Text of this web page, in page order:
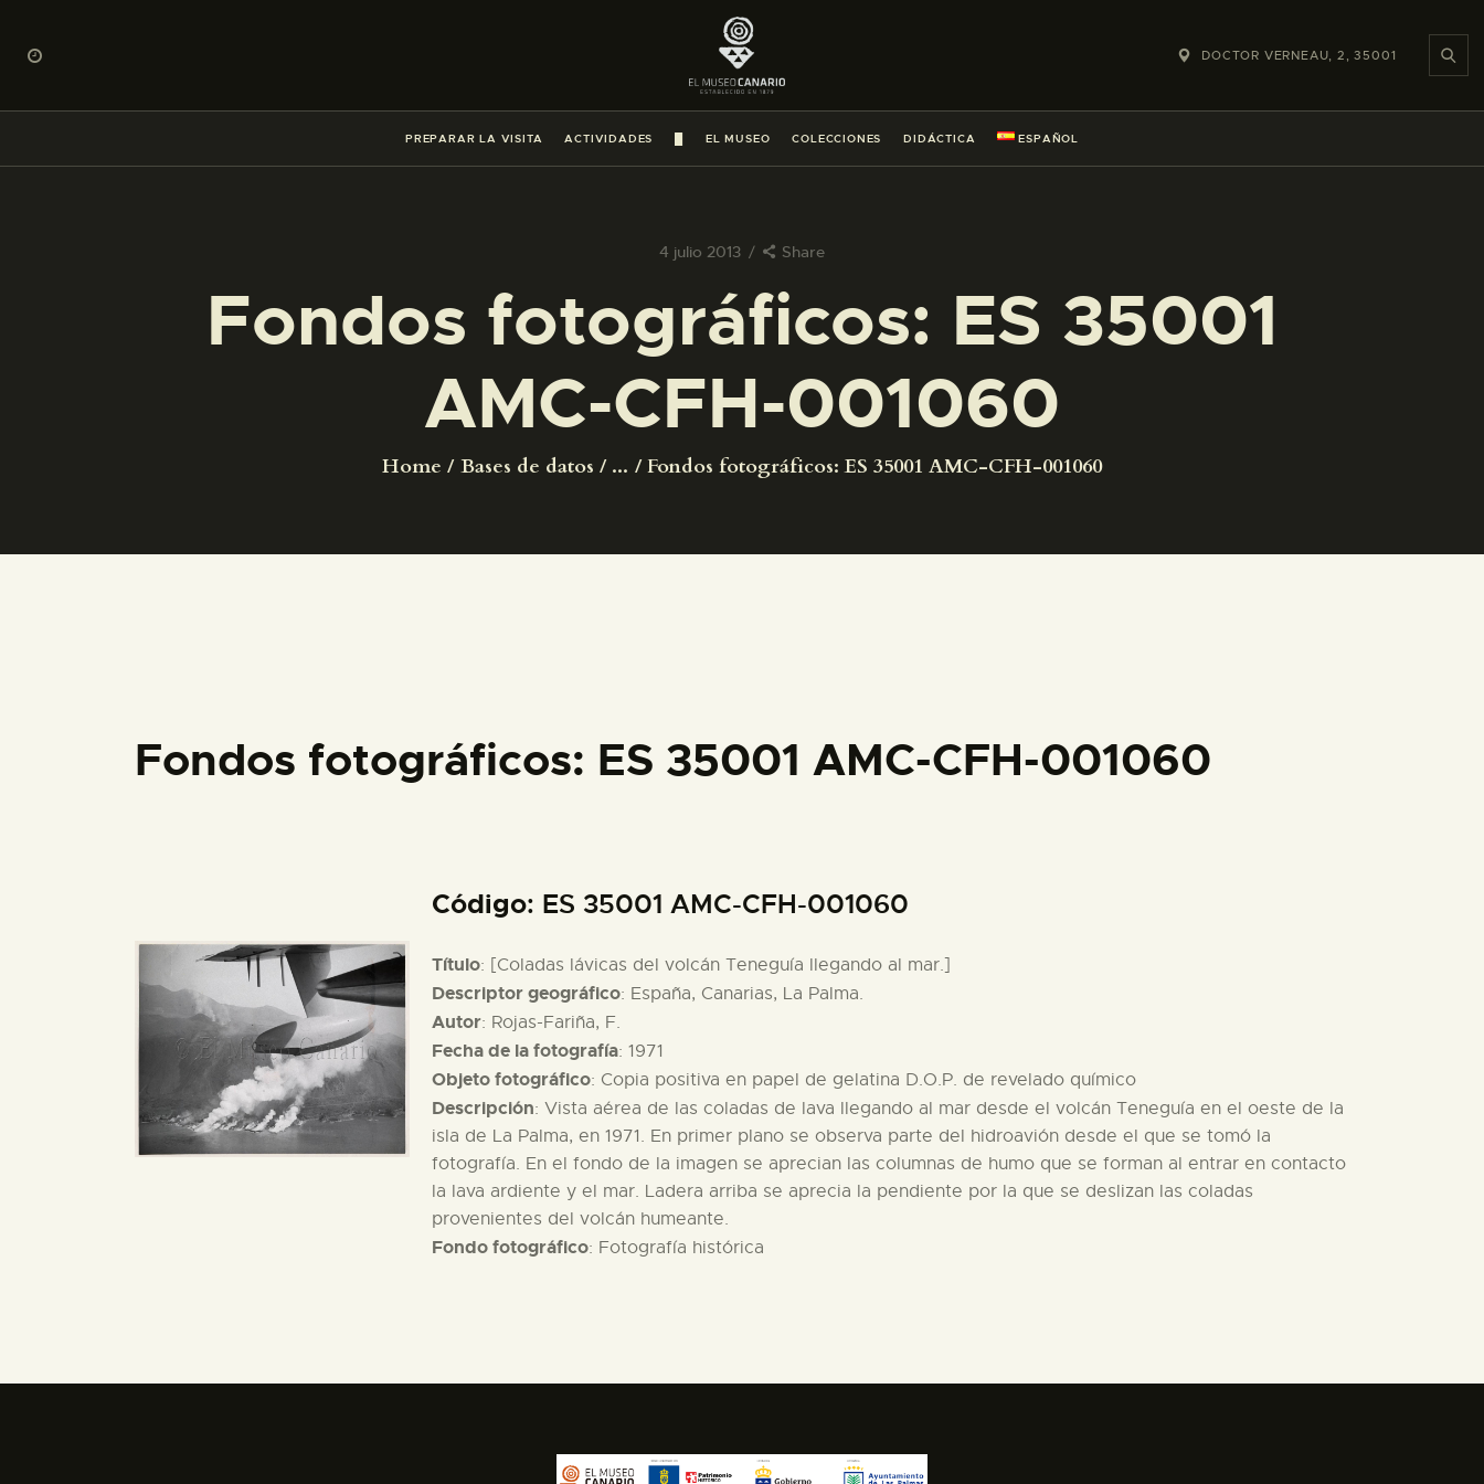
DOCTOR VERNEAU, 2, 35001
PREPARAR LA VISITA ACTIVIDADES EL MUSEO COLECCIONES DIDÁCTICA ESPAÑOL
4 julio 2013 Share
Fondos fotográficos: ES 35001
AMC-CFH-001060
Home Bases de datos ... Fondos fotográficos: ES 35001 AMC-CFH-001060
PREPARAR LA VISITA
ACTIVIDADES
█
COLECCIONES
DIDÁCTICA
ESPAÑOL
Fondos fotográficos: ES 35001 AMC-CFH-001060
Código: ES 35001 AMC-CFH-001060
Título: [Coladas lávicas del volcán Teneguía llegando al mar.]
Descriptor geográfico: España, Canarias, La Palma.
Autor: Rojas-Fariña, F.
Fecha de la fotografía: 1971
Objeto fotográfico: Copia positiva en papel de gelatina D.O.P. de revelado químico
Descripción: Vista aérea de las coladas de lava llegando al mar desde el volcán Teneguía en el oeste de la
isla de La Palma, en 1971. En primer plano se observa parte del hidroavión desde el que se tomó la
fotografía. En el fondo de la imagen se aprecian las columnas de humo que se forman al entrar en contacto
la lava ardiente y el mar. Ladera arriba se aprecia la pendiente por la que se deslizan las coladas
provenientes del volcán humeante.
Fondo fotográfico: Fotografía histórica